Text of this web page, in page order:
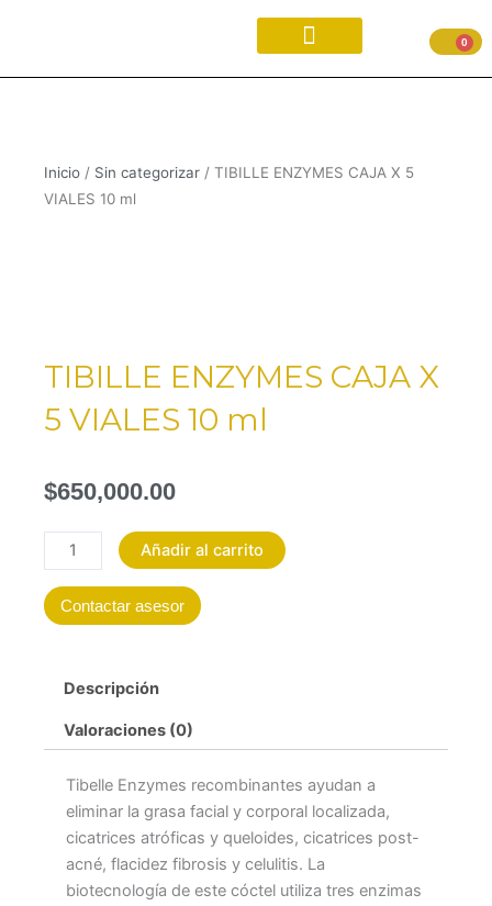
0
Inicio / Sin categorizar / TIBILLE ENZYMES CAJA X 5
VIALES 10 ml
TIBILLE ENZYMES CAJA X
5 VIALES 10 ml
$650,000.00
TIBILLE
ENZYMES
CAJA
X
cantidad
Añadir al carrito
Contactar asesor
Descripción
Valoraciones (0)
Tibelle Enzymes recombinantes ayudan a
eliminar la grasa facial y corporal localizada,
cicatrices atróficas y queloides, cicatrices post-
acné, flacidez fibrosis y celulitis. La
biotecnología de este cóctel utiliza tres enzimas
VIALES